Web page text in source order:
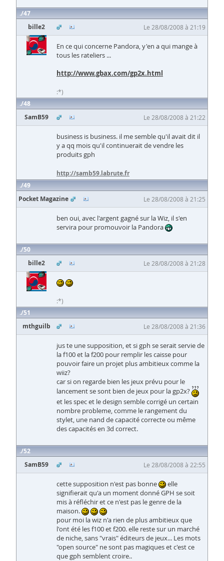
47
bille2
Le 28/08/2008 à 21:19
En ce qui concerne Pandora, y'en a qui mange à
tous les rateliers ...
http://www.gbax.com/gp2x.html
:*)
48
SamB59
Le 28/08/2008 à 21:22
business is business. il me semble qu'il avait dit il
y a qq mois qu'il continuerait de vendre les
produits gph
http://samb59.labrute.fr
49
Pocket Magazine
Le 28/08/2008 à 21:25
ben oui, avec l'argent gagné sur la Wiz, il s'en
servira pour promouvoir la Pandora
50
bille2
Le 28/08/2008 à 21:28
:*)
51
mthguilb
Le 28/08/2008 à 21:36
jus te une supposition, et si gph se serait servie de
la f100 et la f200 pour remplir les caisse pour
pouvoir faire un projet plus ambitieux comme la
wiiz?
car si on regarde bien les jeux prévu pour le
lancement se sont bien de jeux pour la gp2x?
et les spec et le design semble corrigé un certain
nombre probleme, comme le rangement du
stylet, une nand de capacité correcte ou même
des capacités en 3d correct.
52
SamB59
Le 28/08/2008 à 22:55
cette supposition n'est pas bonne
elle
signifierait qu'a un moment donné GPH se soit
mis à réfléchir et ce n'est pas le genre de la
maison.
pour moi la wiz n'a rien de plus ambitieux que
l'ont été les f100 et f200. elle reste sur un marché
de niche, sans "vrais" éditeurs de jeux... Les mots
"open source" ne sont pas magiques et c'est ce
que gph semblent croire..